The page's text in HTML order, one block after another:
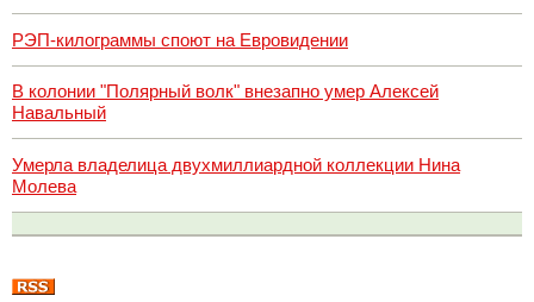
РЭП-килограммы споют на Евровидении
В колонии "Полярный волк" внезапно умер Алексей
Навальный
Умерла владелица двухмиллиардной коллекции Нина
Молева